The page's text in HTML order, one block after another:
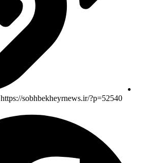
https://sobhbekheyrnews.ir/?p=52540